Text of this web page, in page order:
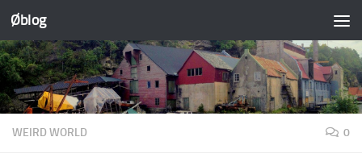
Skip to content
Øblog
WEIRD WORLD 0